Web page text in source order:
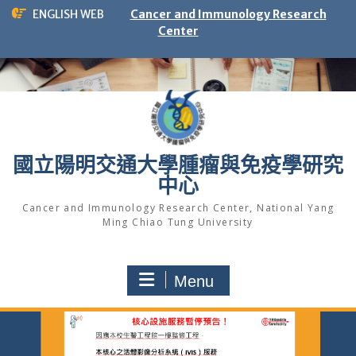
Skip
ENGLISH WEB
Cancer and Immunology Research
Center
國立陽明交通大學腫瘤與免疫學研究
中心
Cancer and Immunology Research Center, National Yang
Ming Chiao Tung University
Menu